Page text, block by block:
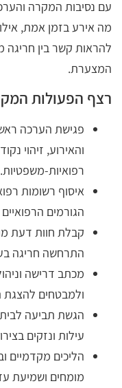
עם נסיבות המקרה
מה אירע בזמן אמת,
להראות קשר בין חריגה
המצערת.
רצף הפעולות
פגישת הערכה
והאירוע, זיהוי
רפואיות-משפטיות.
איסוף רשומות
הגורמים
קבלת חוות דעת
התרחשה חריגה
מכתב דרישה
ולמבטחים להצגת
הגשת תביעה
עילות ונזקים
הליכים מקדמיים
מומחים ושמיעת